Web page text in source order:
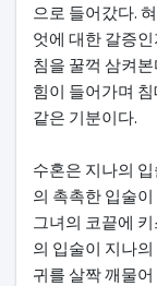
으로 들어갔다.
엇에 대한 갈증
침을 꿀꺽 삼켜본
힘이 들어가며
같은 기분이다.
수혼은 지나의
의 촉촉한 입술
그녀의 코끝에
의 입술이 지나
귀를 살짝 깨물